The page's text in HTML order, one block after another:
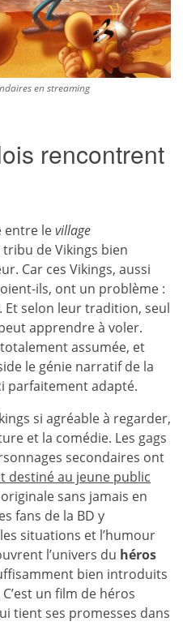
en streaming
rencontrent
entre levillage
tribu de Vikings bien
Car ces Vikings, aussi
ils, ont un problème :
Et selon leur tradition, seul
apprendre à voler.
assumée, et
le génie narratif de la
parfaitement adapté.
si agréable à regarder,
et la comédie. Les gags
secondaires ont
destiné au jeune public
sans jamais en
fans de la BD y
situations et l’humour
l’univers du héros
bien introduits
un film de héros
tient ses promesses dans